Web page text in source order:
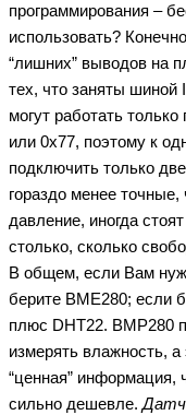
программирования –
использовать?
“лишних” выводов на
тех, что заняты шиной
могут работать
или 0x77, поэтому к
подключить только
гораздо менее точные,
давление, иногда
столько, сколько
В общем, если Вам
берите BME280; если
плюс DHT22. BMP280
измерять влажность,
“ценная” информация,
сильно дешевле.